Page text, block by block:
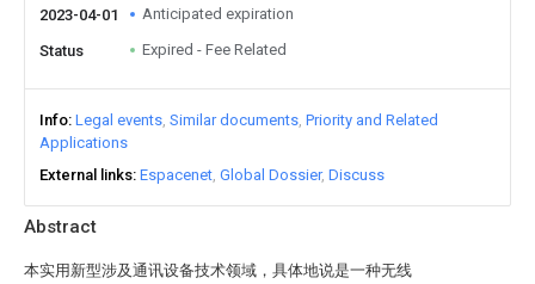
Abstract
本实用新型涉及通讯设备技术领域，具体地说是一种无线
2023-04-01 Anticipated expiration
Status Expired - Fee Related
Info Legal events Similar documents Priority and Related
Applications
External links Espacenet Global Dossier Discuss